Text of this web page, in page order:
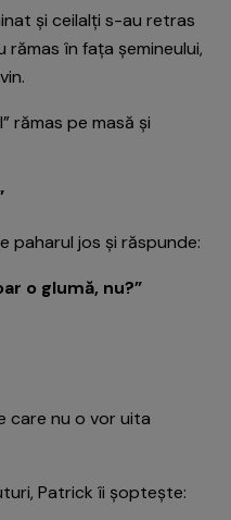
și ceilalți s-au retras
rămas în fața șemineului,
rămas pe masă și
paharul jos și răspunde:
o glumă, nu?”
care nu o vor uita
Patrick îi șoptește: